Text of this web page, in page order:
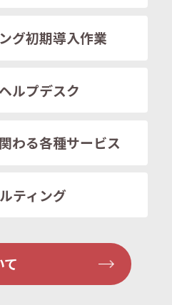
グ初期導入作業
ルプデスク
わる各種サービス
ティング